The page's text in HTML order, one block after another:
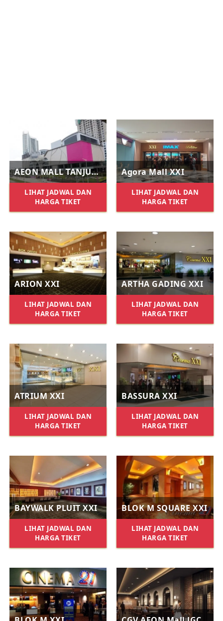
AEON MALL TANJUNG BARAT XXI
LIHAT JADWAL DAN
HARGA TIKET
Agora Mall XXI
LIHAT JADWAL DAN
HARGA TIKET
ARION XXI
LIHAT JADWAL DAN
HARGA TIKET
ARTHA GADING XXI
LIHAT JADWAL DAN
HARGA TIKET
ATRIUM XXI
LIHAT JADWAL DAN
HARGA TIKET
BASSURA XXI
LIHAT JADWAL DAN
HARGA TIKET
BAYWALK PLUIT XXI
LIHAT JADWAL DAN
HARGA TIKET
BLOK M SQUARE XXI
LIHAT JADWAL DAN
HARGA TIKET